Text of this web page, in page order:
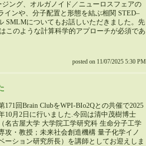
ング、オルガノイド／ニューロスフェアの
インや、分子配置と形態を結ぶ相関 STED–
SMLMについてもお話しいただきました。先
このような計算科学的アプローチが必須であ
posted on 11/07/2025 5:30 PM
171回Brain ClubをWPI-BIo2Qとの共催で2025
10月2日に行いました.今回は清中茂樹博士
（名古屋大学 大学院工学研究科 生命分子工学
攻・教授；未来社会創造機構 量子化学イノ
ーション研究所長）を講師としてお迎えしま